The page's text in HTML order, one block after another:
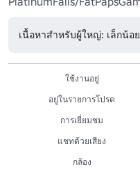
เนื้อหาสำหรับผู้ใหญ่: เล็กน้อย
ใช้งานอยู่
อยู่ในรายการโปรด
การเยี่ยมชม
แชทด้วยเสียง
กล้อง